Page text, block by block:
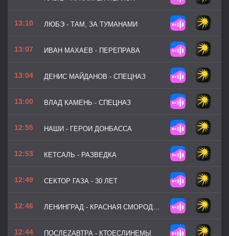
13:10 ЛЮБЭ - ТАМ, ЗА ТУМАНАМИ
13:07 ИВАН МАХАЕВ - ПЕРЕПРАВА
13:04 ДЕНИС МАЙДАНОВ - СПЕЦНАЗ
13:00 ВЛАД КАМЕНЬ - СПЕЦНАЗ
12:55 НАШИ - ГЕРОИ ДОНБАССА
12:53 КЕТСАЛЬ - РАЗВЕДКА
12:49 СЕКТОР ГАЗА - 30 ЛЕТ
12:46 ЛЕНИНГРАД - КРАСНАЯ СМОРОДИНА
12:44 ПОСЛЕZАВТРА - КТОЕСЛИНЕМЫ